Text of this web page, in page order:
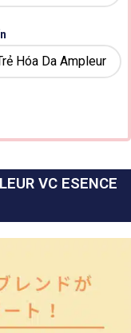
VC ESENCE